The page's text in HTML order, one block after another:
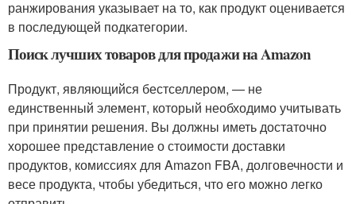
ранжирования указывает на то, как продукт оценивается
в последующей подкатегории.
Поиск лучших товаров для продажи на Amazon
Продукт, являющийся бестселлером, — не
единственный элемент, который необходимо учитывать
при принятии решения. Вы должны иметь достаточно
хорошее представление о стоимости доставки
продуктов, комиссиях для Amazon FBA, долговечности и
весе продукта, чтобы убедиться, что его можно легко